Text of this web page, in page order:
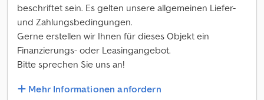
beschriftet sein. Es gelten unsere allgemeinen Liefer-
und Zahlungsbedingungen.
Gerne erstellen wir Ihnen für dieses Objekt ein
Finanzierungs- oder Leasingangebot.
Bitte sprechen Sie uns an!
Mehr Informationen anfordern